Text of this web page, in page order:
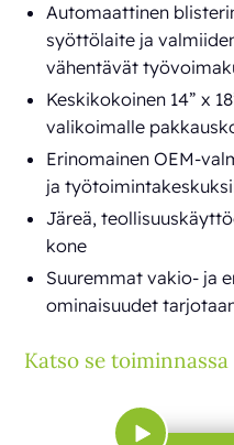
Automaattinen
syöttölaite ja
vähentävät
Keskikokoinen 14” x
valikoimalle
Erinomainen OEM-
ja
Järeä,
kone
Suuremmat vakio- ja
ominaisuudet
Katso se toiminnassa